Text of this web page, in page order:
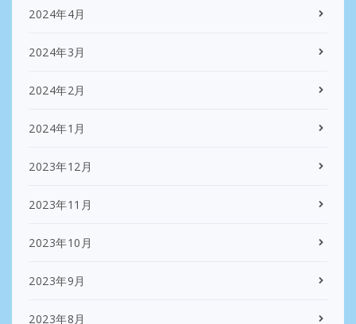
2024年4月
2024年3月
2024年2月
2024年1月
2023年12月
2023年11月
2023年10月
2023年9月
2023年8月